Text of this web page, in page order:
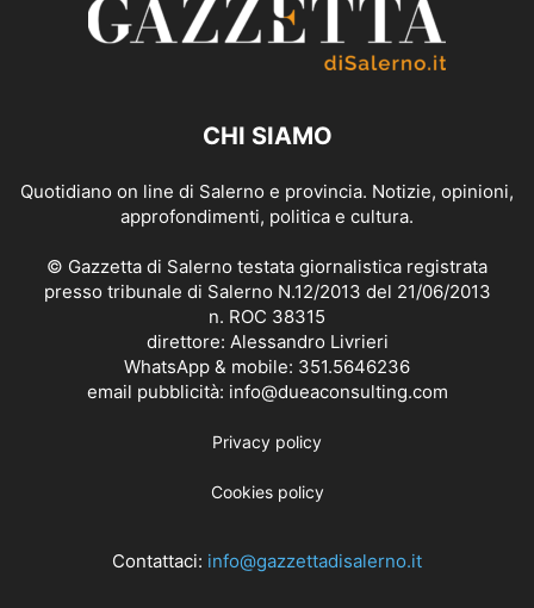
CHI SIAMO
Quotidiano on line di Salerno e provincia. Notizie, opinioni,
approfondimenti, politica e cultura.
© Gazzetta di Salerno testata giornalistica registrata
presso tribunale di Salerno N.12/2013 del 21/06/2013
n. ROC 38315
direttore: Alessandro Livrieri
WhatsApp & mobile: 351.5646236
email pubblicità: info@dueaconsulting.com
Privacy policy
Cookies policy
Contattaci: info@gazzettadisalerno.it